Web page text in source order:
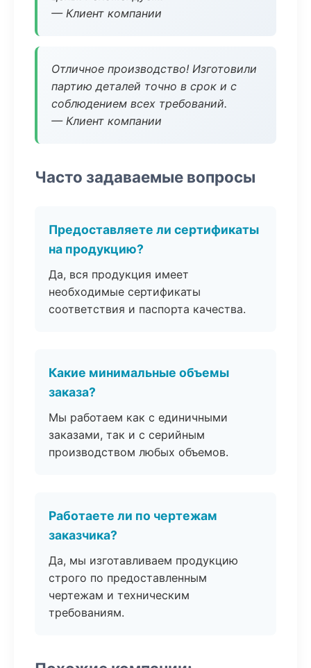
— Клиент компании
Отличное производство! Изготовили
партию деталей точно в срок и с
соблюдением всех требований.
— Клиент компании
Часто задаваемые вопросы
Предоставляете ли сертификаты
на продукцию?
Да, вся продукция имеет
необходимые сертификаты
соответствия и паспорта качества.
Какие минимальные объемы
заказа?
Мы работаем как с единичными
заказами, так и с серийным
производством любых объемов.
Работаете ли по чертежам
заказчика?
Да, мы изготавливаем продукцию
строго по предоставленным
чертежам и техническим
требованиям.